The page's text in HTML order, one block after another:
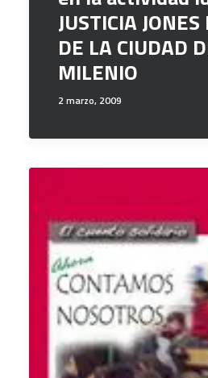
JUSTICIA
DE LA CIUDAD
MILENIO
2 marzo, 2009